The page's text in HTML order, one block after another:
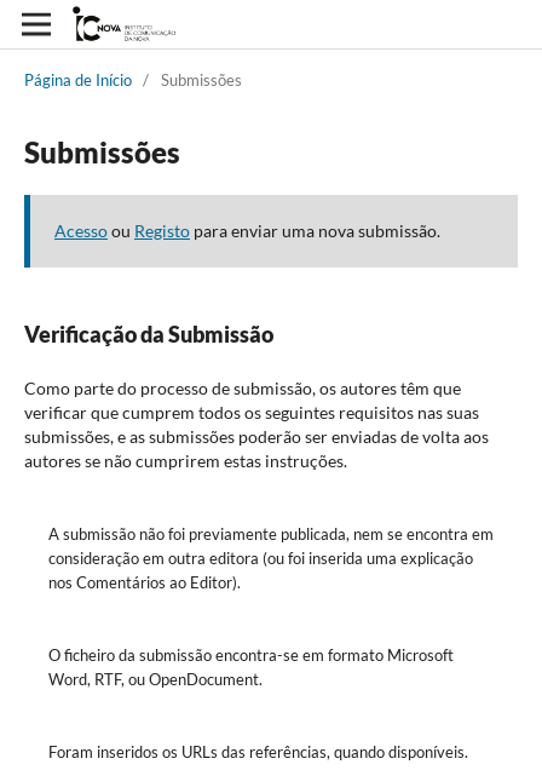
Página de Início / Submissões
Submissões
Acessoou Registopara enviar uma nova submissão.
Verificação da Submissão
Como parte do processo de submissão, os autores têm que
verificar que cumprem todos os seguintes requisitos nas suas
submissões, e as submissões poderão ser enviadas de volta aos
autores se não cumprirem estas instruções.
A submissão não foi previamente publicada, nem se encontra em
consideração em outra editora (ou foi inserida uma explicação
nos Comentários ao Editor).
O ficheiro da submissão encontra-se em formato Microsoft
Word, RTF, ou OpenDocument.
Foram inseridos os URLs das referências, quando disponíveis.